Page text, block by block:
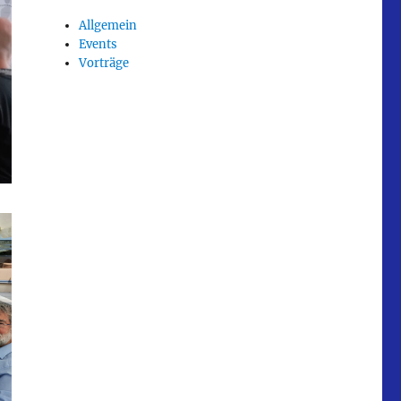
Allgemein
Events
Vorträge